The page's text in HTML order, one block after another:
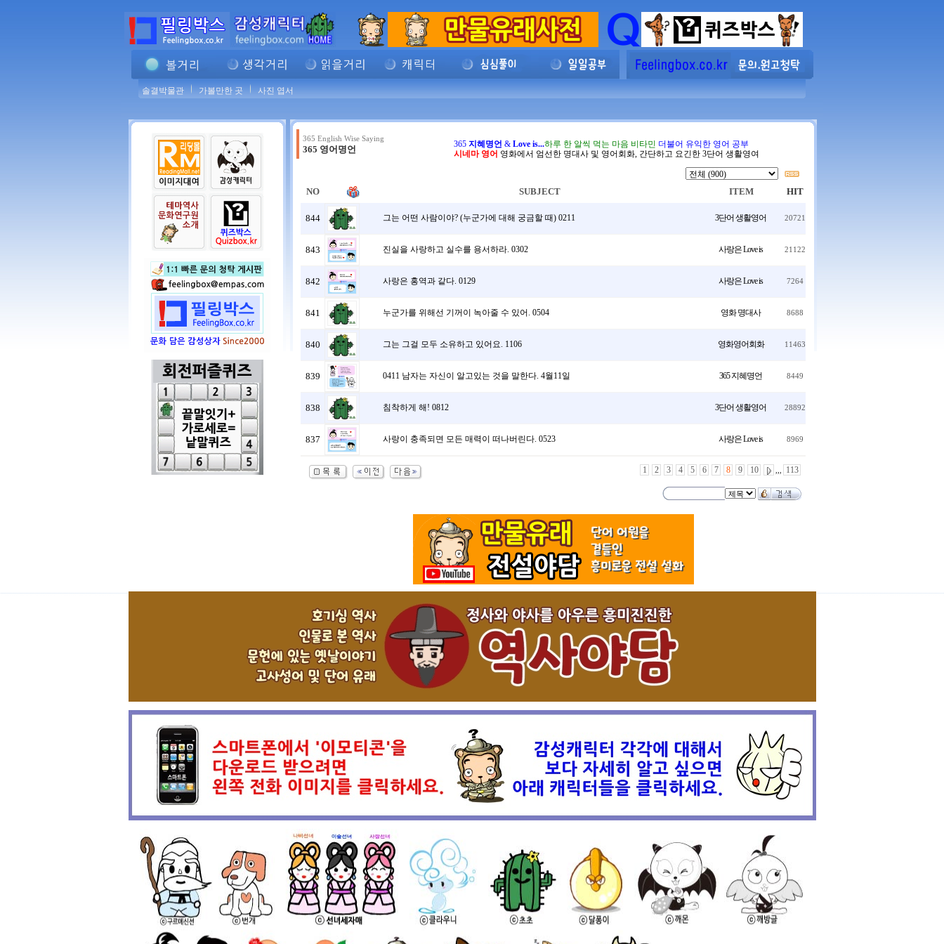
솔결박물관 가볼만한 곳 사진 엽서
365 English Wise Saying
365 영어명언 365 지혜명언 & Love is...하루 한 알씩 먹는 마음 비타민 더불어 유익한 영어 공부
시네마 영어 영화에서 엄선한 명대사 및 영어회화, 간단하고 요긴한 3단어 생활영여
NO SUBJECT ITEM HIT
844 그는 어떤 사람이야? (누군가에 대해 궁금할 때) 0211 3단어 생활영어 20721
843 진실을 사랑하고 실수를 용서하라. 0302 사랑은 Love is 21122
842 사랑은 홍역과 같다. 0129 사랑은 Love is 7264
841 누군가를 위해선 기꺼이 녹아줄 수 있어. 0504 영화 명대사 8688
840 그는 그걸 모두 소유하고 있어요. 1106 영화영어회화 11463
839 0411 남자는 자신이 알고있는 것을 말한다. 4월11일 365 지혜명언 8449
838 침착하게 해! 0812 3단어 생활영어 28892
837 사랑이 충족되면 모든 매력이 떠나버린다. 0523 사랑은 Love is 8969
1 2 3 4 5 6 7 8 9 10 113